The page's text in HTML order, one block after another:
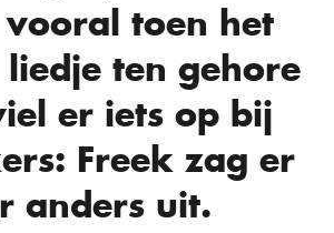
toen het
ten gehore
er iets op bij
Freek zag er
anders uit.